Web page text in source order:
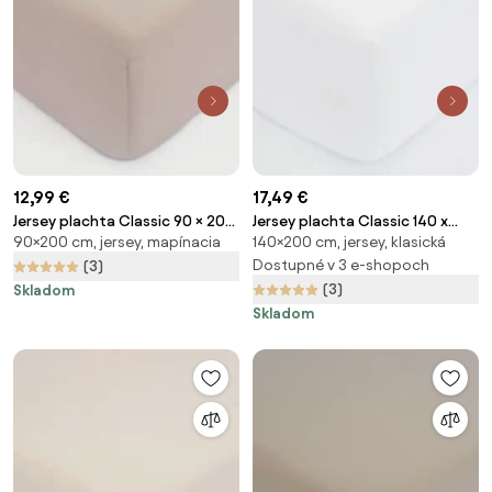
12,99 €
Jersey plachta Classic 90 × 200
cm - cappuccino
90×200 cm, jersey, mapínacia
(3)
Skladom
17,49 €
Jersey plachta Classic 140 x
200 cm – biela
140×200 cm, jersey, klasická
Dostupné v 3 e-shopoch
(3)
Skladom